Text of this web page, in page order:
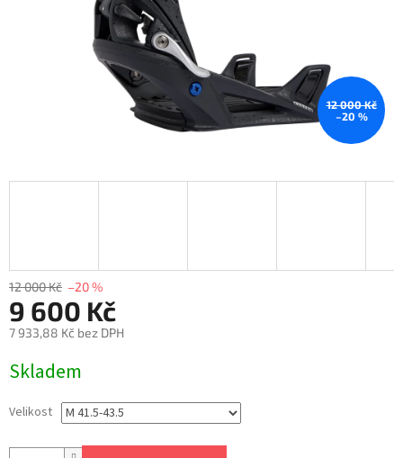
12 000 Kč
–20 %
12 000 Kč –20 %
9 600 Kč
7 933,88 Kč bez DPH
cena:
Skladem
Velikost